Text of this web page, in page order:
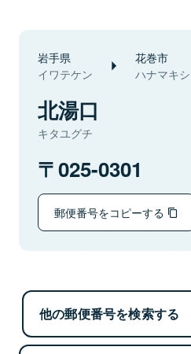
岩手県
イワテケン
花巻市
ハナマキシ
北湯口
キタユグチ
025-0301
郵便番号をコピーする
他の郵便番号を検索する